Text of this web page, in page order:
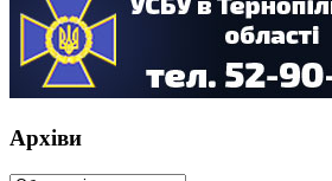
Архіви